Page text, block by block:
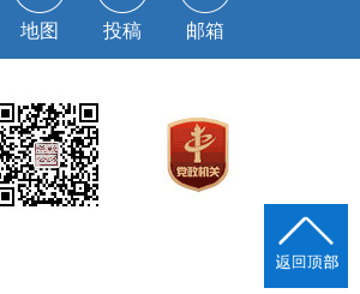
地图 投稿 邮箱